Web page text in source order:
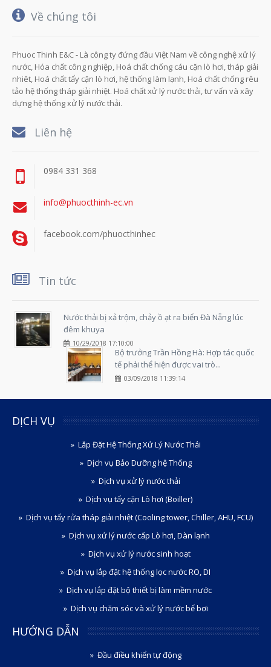
Về chúng tôi
Phuoc Thinh E&C - Là công ty đứng đầu Việt Nam về công nghệ xử lý
nước, Hóa chất công nghiệp, Hoá chất chống cáu cặn lò hơi, tháp giải
nhiêt, Hoá chất tẩy cặn lò hơi, hệ thống làm lạnh, Hoá chất chống rêu
tảo hệ thống tháp giải nhiệt. Hoá chất xử lý nước thải, tư vấn và xây
dựng hệ thống xử lý nước thải.
Liên hệ
0984 331 368
info@phuocthinh-ec.vn
facebook.com/phuocthinhec
Tin tức
Nước thải bị xả trộm, chảy ồ ạt ra biển Đà Nẵng lúc
đêm khuya
10/29/2018 17:10:00
Bộ trưởng Trần Hồng Hà: Hợp tác quốc
tế phải thể hiện được vai trò...
03/09/2018 11:39:14
DỊCH VỤ
Lắp Đặt Hệ Thống Xử Lý Nước Thải
Dịch vụ Bảo Dưỡng hệ Thống
Dịch vụ xử lý nước thải
Dịch vụ tẩy cặn Lò hơi (Boiller)
Dịch vụ tẩy rửa tháp giải nhiệt (Cooling tower, Chiller, AHU, FCU)
Dịch vụ xử lý nước cấp Lò hơi, Dàn lạnh
Dịch vụ xử lý nước sinh hoạt
Dịch vụ lắp đặt hệ thống lọc nước RO, DI
Dịch vụ lắp đặt bộ thiết bị làm mềm nước
Dịch vụ chăm sóc và xử lý nước bể bơi
HƯỚNG DẪN
Đầu điều khiển tự động